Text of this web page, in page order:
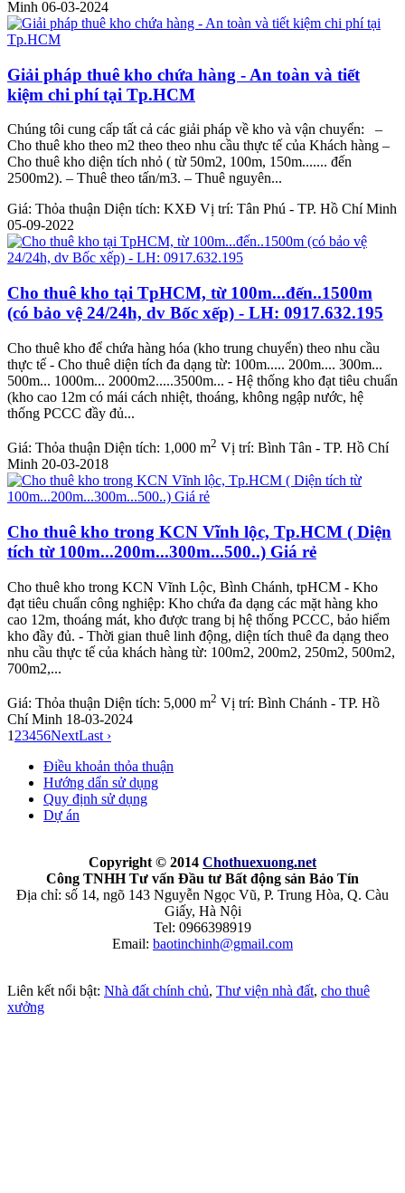
Minh 06-03-2024
Giải pháp thuê kho chứa hàng - An toàn và tiết
kiệm chi phí tại Tp.HCM
Chúng tôi cung cấp tất cả các giải pháp về kho và vận chuyển: –
Cho thuê kho theo m2 theo theo nhu cầu thực tế của Khách hàng –
Cho thuê kho diện tích nhỏ ( từ 50m2, 100m, 150m....... đến
2500m2). – Thuê theo tấn/m3. – Thuê nguyên...
Giá: Thỏa thuận Diện tích: KXĐ Vị trí: Tân Phú - TP. Hồ Chí Minh
05-09-2022
Cho thuê kho tại TpHCM, từ 100m...đến..1500m
(có bảo vệ 24/24h, dv Bốc xếp) - LH: 0917.632.195
Cho thuê kho để chứa hàng hóa (kho trung chuyển) theo nhu cầu
thực tế - Cho thuê diện tích đa dạng từ: 100m..... 200m.... 300m...
500m... 1000m... 2000m2.....3500m... - Hệ thống kho đạt tiêu chuẩn
(kho cao 12m có mái cách nhiệt, thoáng, không ngập nước, hệ
thống PCCC đầy đủ...
Giá: Thỏa thuận Diện tích: 1,000 m2 Vị trí: Bình Tân - TP. Hồ Chí
Minh 20-03-2018
Cho thuê kho trong KCN Vĩnh lộc, Tp.HCM ( Diện
tích từ 100m...200m...300m...500..) Giá rẻ
Cho thuê kho trong KCN Vĩnh Lộc, Bình Chánh, tpHCM - Kho
đạt tiêu chuẩn công nghiệp: Kho chứa đa dạng các mặt hàng kho
cao 12m, thoáng mát, kho được trang bị hệ thống PCCC, bảo hiểm
kho đầy đủ. - Thời gian thuê linh động, diện tích thuê đa dạng theo
nhu cầu thực tế của khách hàng từ: 100m2, 200m2, 250m2, 500m2,
700m2,...
Giá: Thỏa thuận Diện tích: 5,000 m2 Vị trí: Bình Chánh - TP. Hồ
Chí Minh 18-03-2024
1 23456NextLast ›
Điều khoản thỏa thuận
Hướng dẩn sử dụng
Quy định sử dụng
Dự án
Copyright © 2014 Chothuexuong.net
Công TNHH Tư vấn Đầu tư Bất động sản Bảo Tín
Địa chỉ: số 14, ngõ 143 Nguyễn Ngọc Vũ, P. Trung Hòa, Q. Càu
Giấy, Hà Nội
Tel: 0966398919
Email: baotinchinh@gmail.com
Liên kết nổi bật: Nhà đất chính chủ, Thư viện nhà đất, cho thuê
xưởng